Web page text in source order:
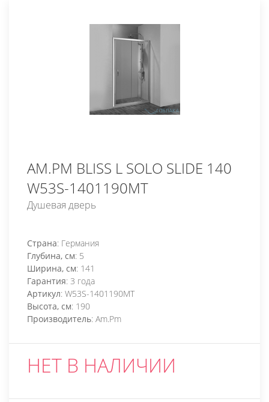
AM.PM BLISS L SOLO SLIDE 140
W53S-1401190MT
Душевая дверь
Страна: Германия
Глубина, см: 5
Ширина, см: 141
Гарантия: 3 года
Артикул: W53S-1401190MT
Высота, см: 190
Производитель: Am.Pm
НЕТ В НАЛИЧИИ